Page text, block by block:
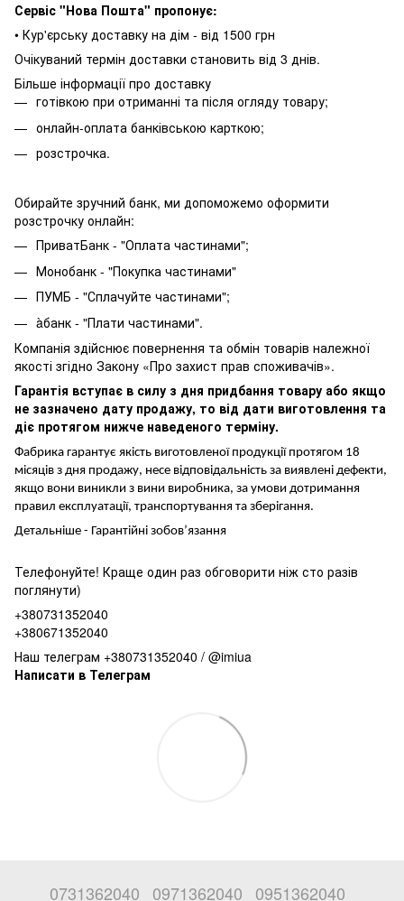
Сервіс "Нова Пошта" пропонує:
• Кур'єрську доставку на дім - від 1500 грн
Очікуваний термін доставки становить від 3 днів.
Більше інформації про доставку
готівкою при отриманні та після огляду товару;
онлайн-оплата банківською карткою;
розстрочка.
Обирайте зручний банк, ми допоможемо оформити
розстрочку онлайн:
ПриватБанк - "Оплата частинами";
Монобанк - "Покупка частинами"
ПУМБ - "Сплачуйте частинами";
àбанк - "Плати частинами".
Компанія здійснює повернення та обмін товарів належної
якості згідно Закону «Про захист прав споживачів».
Гарантія вступає в силу з дня придбання товару або якщо
не зазначено дату продажу, то від дати виготовлення та
діє протягом нижче наведеного терміну.
Фабрика гарантує якість виготовленої продукції протягом 18
місяців з дня продажу, несе відповідальність за виявлені дефекти,
якщо вони виникли з вини виробника, за умови дотримання
правил експлуатації, транспортування та зберігання.
Детальніше - Гарантійні зобов’язання
Телефонуйте! Краще один раз обговорити ніж сто разів
поглянути)
+380731352040
+380671352040
Наш телеграм +380731352040 / @imiua
Написати в Телеграм
0731362040 0971362040 0951362040